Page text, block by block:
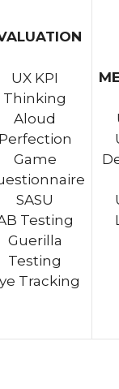
UX KPI
Thinking
Aloud
Perfection
Game
SASU
Testing
Guerilla
Testing
Tracking